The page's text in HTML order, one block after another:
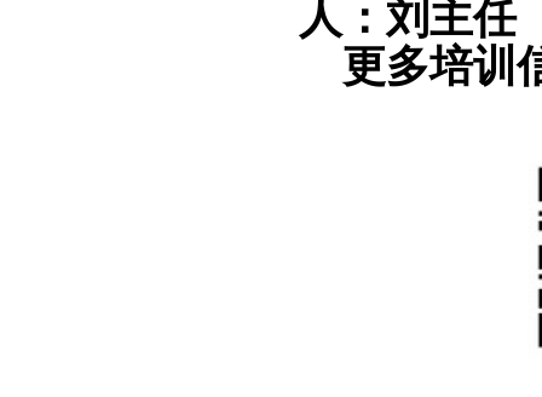
人：刘主任
更多培训